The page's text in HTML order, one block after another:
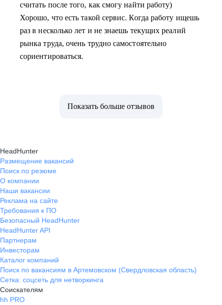
считать после того, как смогу найти работу)
Хорошо, что есть такой сервис. Когда работу ищешь
раз в несколько лет и не знаешь текущих реалий
рынка труда, очень трудно самостоятельно
сориентироваться.
Показать больше отзывов
HeadHunter
Размещение вакансий
Поиск по резюме
О компании
Наши вакансии
Реклама на сайте
Требования к ПО
Безопасный HeadHunter
HeadHunter API
Партнерам
Инвесторам
Каталог компаний
Поиск по вакансиям в Артемовском (Свердловская область)
Сетка: соцсеть для нетворкинга
Соискателям
hh PRO